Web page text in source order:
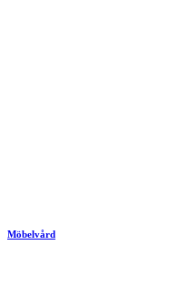
Möbelvård